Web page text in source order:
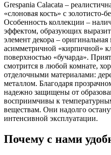
Grespania Calacata –
«слоновая кость» с
Особенность коллекции –
эффектом, образующих
элемент декора –
асимметричной «кирпичной»
поверхностью «бучарда».
смотрится в любой комнате,
отделочными материалами:
металлом. Благодаря
надежно защищены от
восприимчивы к
веществам. Они надолго
интенсивной эксплуатации.
Почему с нами